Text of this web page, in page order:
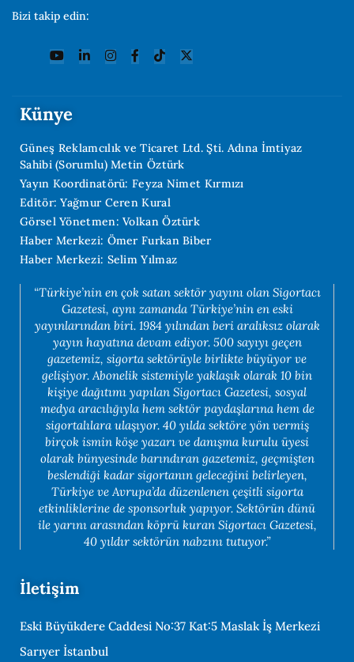
Bizi takip edin:
Künye
Güneş Reklamcılık ve Ticaret Ltd. Şti. Adına İmtiyaz
Sahibi (Sorumlu) Metin Öztürk
Yayın Koordinatörü: Feyza Nimet Kırmızı
Editör: Yağmur Ceren Kural
Görsel Yönetmen: Volkan Öztürk
Haber Merkezi: Ömer Furkan Biber
Haber Merkezi: Selim Yılmaz
“Türkiye’nin en çok satan sektör yayını olan Sigortacı
Gazetesi, aynı zamanda Türkiye’nin en eski
yayınlarından biri. 1984 yılından beri aralıksız olarak
yayın hayatına devam ediyor. 500 sayıyı geçen
gazetemiz, sigorta sektörüyle birlikte büyüyor ve
gelişiyor. Abonelik sistemiyle yaklaşık olarak 10 bin
kişiye dağıtımı yapılan Sigortacı Gazetesi, sosyal
medya aracılığıyla hem sektör paydaşlarına hem de
sigortalılara ulaşıyor. 40 yılda sektöre yön vermiş
birçok ismin köşe yazarı ve danışma kurulu üyesi
olarak bünyesinde barındıran gazetemiz, geçmişten
beslendiği kadar sigortanın geleceğini belirleyen,
Türkiye ve Avrupa’da düzenlenen çeşitli sigorta
etkinliklerine de sponsorluk yapıyor. Sektörün dünü
ile yarını arasından köprü kuran Sigortacı Gazetesi,
40 yıldır sektörün nabzını tutuyor.”
İletişim
Eski Büyükdere Caddesi No:37 Kat:5 Maslak İş Merkezi
Sarıyer İstanbul